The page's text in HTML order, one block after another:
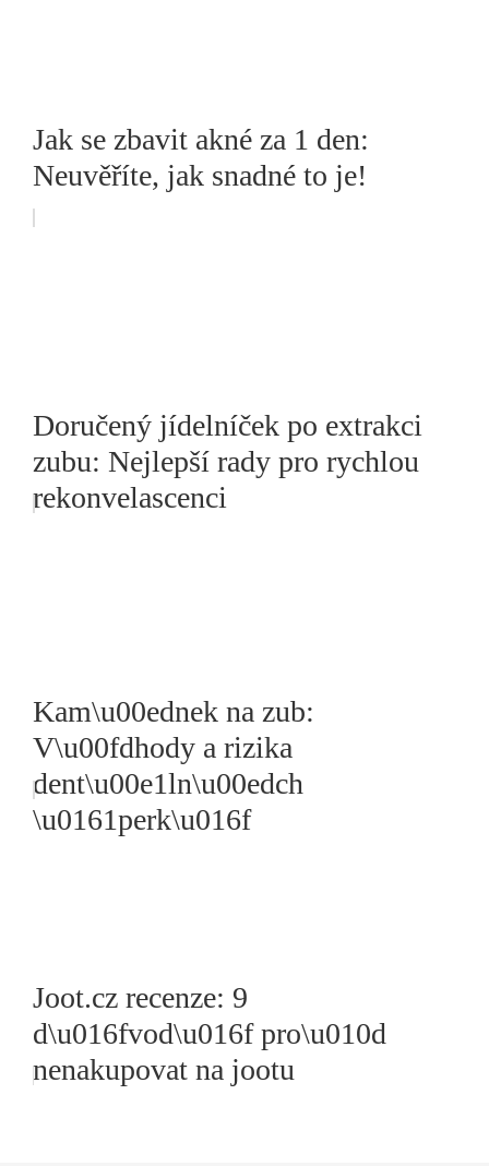
Jak se zbavit akné za 1 den:
Neuvěříte, jak snadné to je!
Doručený jídelníček po extrakci
zubu: Nejlepší rady pro rychlou
rekonvelascenci
Kam\u00ednek na zub:
V\u00fdhody a rizika
dent\u00e1ln\u00edch
\u0161perk\u016f
Joot.cz recenze: 9
d\u016fvod\u016f pro\u010d
nenakupovat na jootu